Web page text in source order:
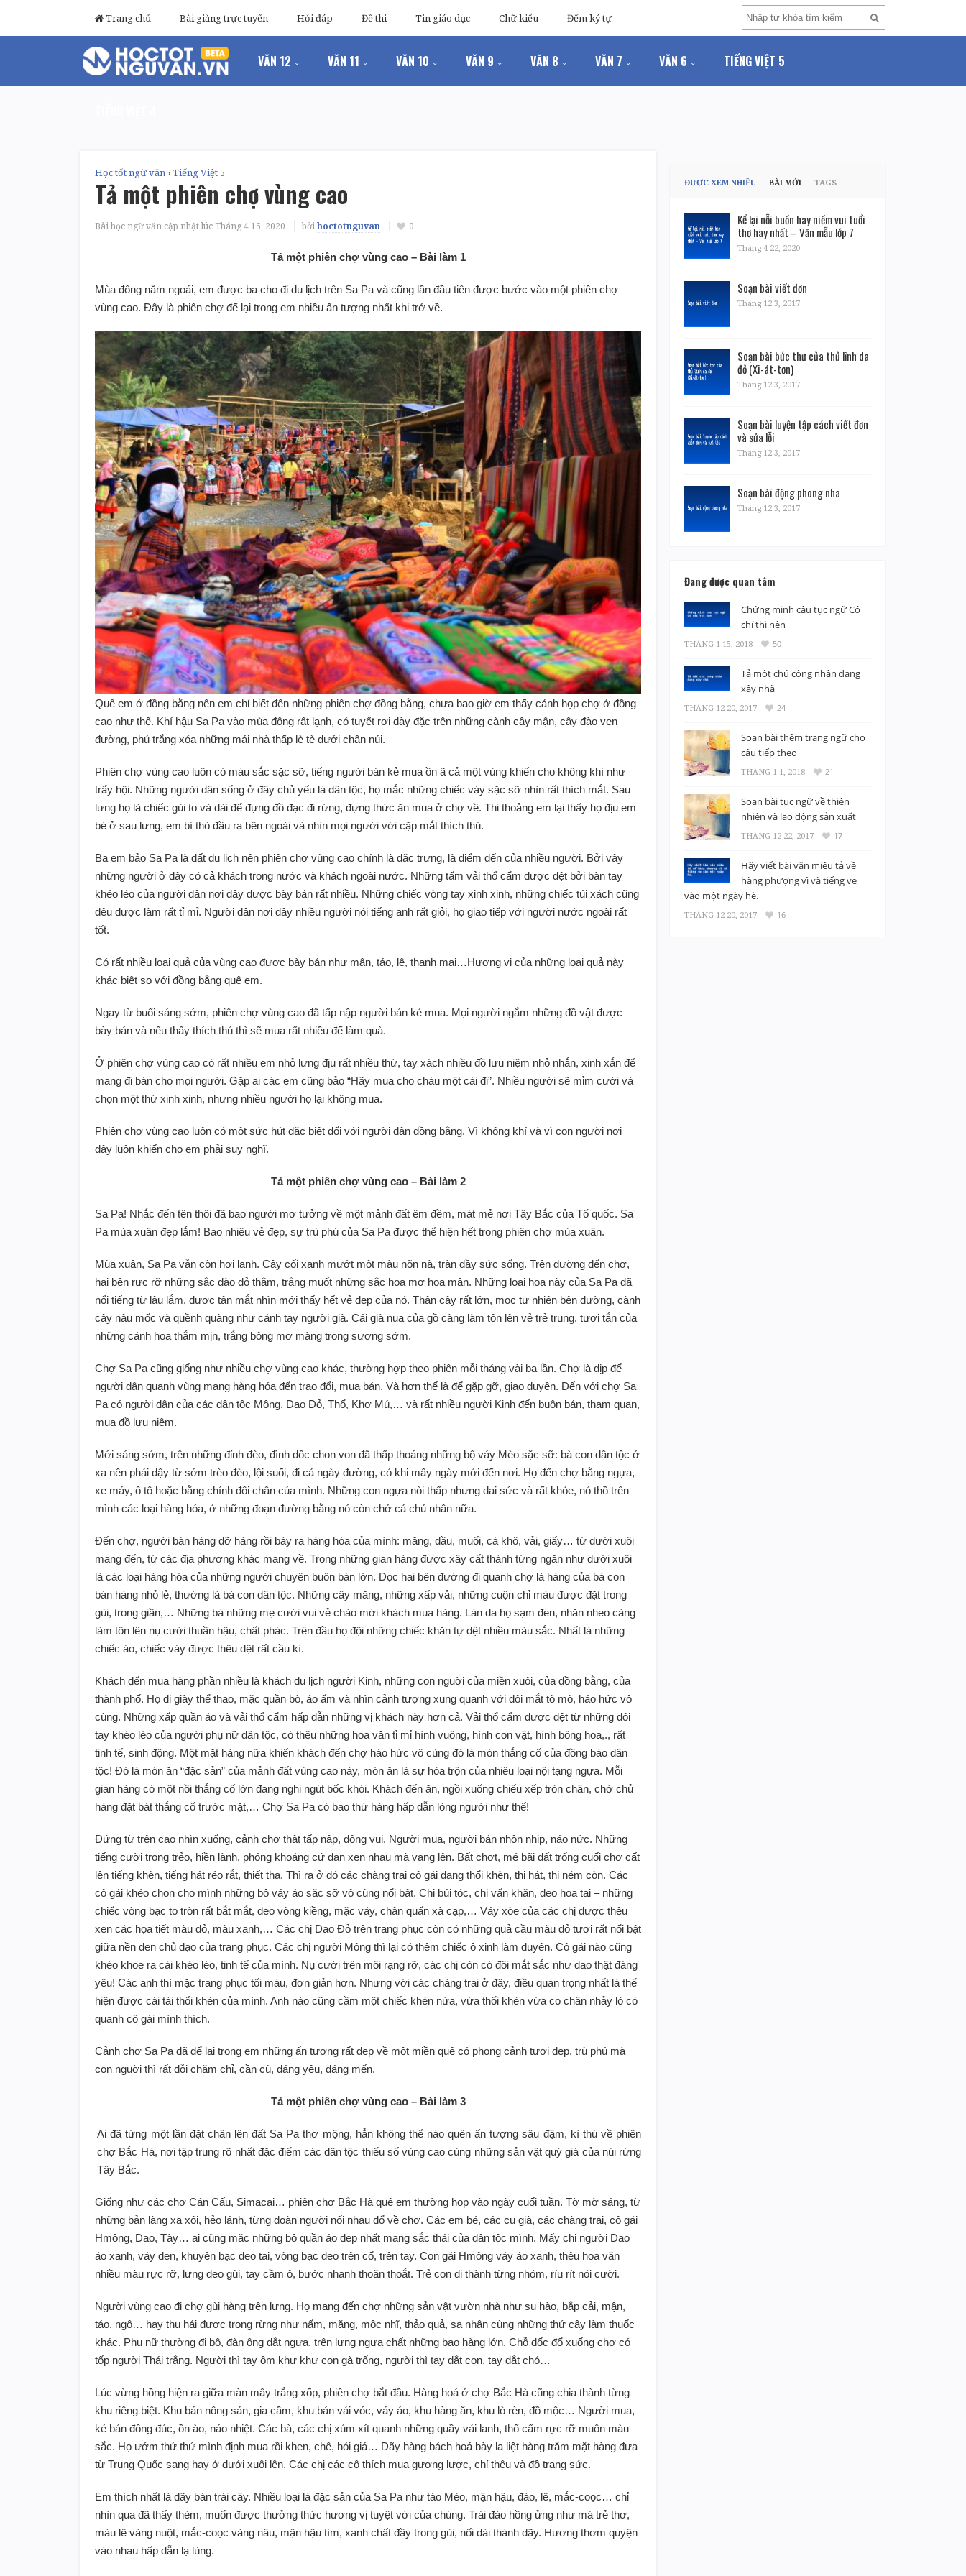
Trang chủ Bài giảng trực tuyến Hỏi đáp Đề thi Tin giáo dục Chữ kiểu Đếm ký tự
VĂN 12 VĂN 11 VĂN 10 VĂN 9 VĂN 8 VĂN 7 VĂN 6 TIẾNG VIỆT 5
Học tốt ngữ văn ›Tiếng Việt 5
Tả một phiên chợ vùng cao
Bài học ngữ văn cập nhật lúc Tháng 4 15, 2020 bởihoctotnguvan 0
Tả một phiên chợ vùng cao – Bài làm 1
Mùa đông năm ngoái, em được ba cho đi du lịch trên Sa Pa và cũng lần đầu tiên được bước vào một phiên chợ
vùng cao. Đây là phiên chợ để lại trong em nhiều ấn tượng nhất khi trở về.
Quê em ở đồng bằng nên em chỉ biết đến những phiên chợ đồng bằng, chưa bao giờ em thấy cảnh họp chợ ở đồng
cao như thế. Khí hậu Sa Pa vào mùa đông rất lạnh, có tuyết rơi dày đặc trên những cành cây mận, cây đào ven
đường, phủ trắng xóa những mái nhà thấp lè tè dưới chân núi.
Phiên chợ vùng cao luôn có màu sắc sặc sỡ, tiếng người bán kẻ mua ồn ã cả một vùng khiến cho không khí như
trẩy hội. Những người dân sống ở đây chủ yếu là dân tộc, họ mắc những chiếc váy sặc sỡ nhìn rất thích mắt. Sau
lưng họ là chiếc gùi to và dài để đựng đồ đạc đi rừng, đựng thức ăn mua ở chợ về. Thi thoảng em lại thấy họ địu em
bé ở sau lưng, em bí thò đầu ra bên ngoài và nhìn mọi người với cặp mắt thích thú.
Ba em bảo Sa Pa là đất du lịch nên phiên chợ vùng cao chính là đặc trưng, là điểm đến của nhiều người. Bởi vậy
những người ở đây có cả khách trong nước và khách ngoài nước. Những tấm vải thổ cẩm được dệt bởi bàn tay
khéo léo của người dân nơi đây được bày bán rất nhiều. Những chiếc vòng tay xinh xinh, những chiếc túi xách cũng
đêu được làm rất tỉ mỉ. Người dân nơi đây nhiều người nói tiếng anh rất giỏi, họ giao tiếp với người nước ngoài rất
tốt.
Có rất nhiều loại quả của vùng cao được bày bán như mận, táo, lê, thanh mai…Hương vị của những loại quả này
khác biệt so với đồng bằng quê em.
Ngay từ buổi sáng sớm, phiên chợ vùng cao đã tấp nập người bán kẻ mua. Mọi người ngắm những đồ vật được
bày bán và nếu thấy thích thú thì sẽ mua rất nhiều để làm quà.
Ở phiên chợ vùng cao có rất nhiều em nhỏ lưng địu rất nhiều thứ, tay xách nhiều đồ lưu niệm nhỏ nhắn, xinh xắn để
mang đi bán cho mọi người. Gặp ai các em cũng bảo “Hãy mua cho cháu một cái đi”. Nhiều người sẽ mỉm cười và
chọn một thứ xinh xinh, nhưng nhiều người họ lại không mua.
Phiên chợ vùng cao luôn có một sức hút đặc biệt đối với người dân đồng bằng. Vì không khí và vì con người nơi
đây luôn khiến cho em phải suy nghĩ.
Tả một phiên chợ vùng cao – Bài làm 2
Sa Pa! Nhắc đến tên thôi đã bao người mơ tưởng về một mảnh đất êm đềm, mát mẻ nơi Tây Bắc của Tổ quốc. Sa
Pa mùa xuân đẹp lắm! Bao nhiêu vẻ đẹp, sự trù phú của Sa Pa được thể hiện hết trong phiên chợ mùa xuân.
Mùa xuân, Sa Pa vẫn còn hơi lạnh. Cây cối xanh mướt một màu nõn nà, tràn đầy sức sống. Trên đường đến chợ,
hai bên rực rỡ những sắc đào đỏ thắm, trắng muốt những sắc hoa mơ hoa mận. Những loại hoa này của Sa Pa đã
nổi tiếng từ lâu lắm, được tận mắt nhìn mới thấy hết vẻ đẹp của nó. Thân cây rất lớn, mọc tự nhiên bên đường, cành
cây nâu mốc và quềnh quàng như cánh tay người già. Cái già nua của gồ càng làm tôn lên vẻ trẻ trung, tươi tắn của
những cánh hoa thắm mịn, trắng bông mơ màng trong sương sớm.
Chợ Sa Pa cũng giống như nhiều chợ vùng cao khác, thường hợp theo phiên mỗi tháng vài ba lần. Chợ là dịp để
người dân quanh vùng mang hàng hóa đến trao đổi, mua bán. Và hơn thế là để gặp gỡ, giao duyên. Đến với chợ Sa
Pa có người dân của các dân tộc Mông, Dao Đỏ, Thổ, Khơ Mú,… và rất nhiều người Kinh đến buôn bán, tham quan,
mua đồ lưu niệm.
Mới sáng sớm, trên những đỉnh đèo, đình dốc chon von đã thấp thoáng những bộ váy Mèo sặc sỡ: bà con dân tộc ở
xa nên phải dậy từ sớm trèo đèo, lội suối, đi cả ngày đường, có khi mấy ngày mới đến nơi. Họ đến chợ bằng ngựa,
xe máy, ô tô hoặc bằng chính đôi chân của mình. Những con ngựa nòi thấp nhưng dai sức và rất khỏe, nó thồ trên
mình các loại hàng hóa, ở những đoạn đường bằng nó còn chở cả chủ nhân nữa.
Đến chợ, người bán hàng dỡ hàng rồi bày ra hàng hóa của mình: măng, dầu, muối, cá khô, vải, giấy… từ dưới xuôi
mang đến, từ các địa phương khác mang về. Trong những gian hàng được xây cất thành từng ngăn như dưới xuôi
là các loại hàng hóa của những người chuyên buôn bán lớn. Dọc hai bên đường đi quanh chợ là hàng của bà con
bán hàng nhỏ lẻ, thường là bà con dân tộc. Những cây măng, những xấp vải, những cuộn chỉ màu được đặt trong
gùi, trong giần,… Những bà những mẹ cười vui vẻ chào mời khách mua hàng. Làn da họ sạm đen, nhăn nheo càng
làm tôn lên nụ cười thuần hậu, chất phác. Trên đầu họ đội những chiếc khăn tự dệt nhiều màu sắc. Nhất là những
chiếc áo, chiếc váy được thêu dệt rất cầu kì.
Khách đến mua hàng phần nhiều là khách du lịch người Kinh, những con nguời của miền xuôi, của đồng bằng, của
thành phố. Họ đi giày thể thao, mặc quần bò, áo ấm và nhìn cảnh tượng xung quanh với đôi mắt tò mò, háo hức vô
cùng. Những xấp quần áo và vải thổ cẩm hấp dẫn những vị khách này hơn cả. Vải thổ cẩm được dệt từ những đôi
tay khéo léo của người phụ nữ dân tộc, có thêu những hoa văn tỉ mỉ hình vuông, hình con vật, hình bông hoa,., rất
tinh tế, sinh động. Một mặt hàng nữa khiến khách đến chợ háo hức vô cùng đó là món thắng cố của đồng bào dân
tộc! Đó là món ăn “đặc sản” của mảnh đất vùng cao này, món ăn là sự hòa trộn của nhiêu loại nội tạng ngựa. Mỗi
gian hàng có một nồi thắng cố lớn đang nghi ngút bốc khói. Khách đến ăn, ngồi xuống chiếu xếp tròn chân, chờ chủ
hàng đặt bát thắng cố trước mặt,… Chợ Sa Pa có bao thứ hàng hấp dẫn lòng người như thế!
Đứng từ trên cao nhìn xuống, cảnh chợ thật tấp nập, đông vui. Người mua, người bán nhộn nhịp, náo nức. Những
tiếng cười trong trẻo, hiền lành, phóng khoáng cứ đan xen nhau mà vang lên. Bất chợt, mé bãi đất trống cuối chợ cất
lên tiếng khèn, tiếng hát réo rắt, thiết tha. Thì ra ở đó các chàng trai cô gái đang thổi khèn, thi hát, thi ném còn. Các
cô gái khéo chọn cho mình những bộ váy áo sặc sỡ vô cùng nổi bật. Chị búi tóc, chị vấn khăn, đeo hoa tai – những
chiếc vòng bạc to tròn rất bắt mắt, đeo vòng kiềng, mặc váy, chân quấn xà cạp,… Váy xòe của các chị được thêu
xen các họa tiết màu đỏ, màu xanh,… Các chị Dao Đỏ trên trang phục còn có những quả cầu màu đỏ tươi rất nổi bật
giữa nền đen chủ đạo của trang phục. Các chị người Mông thì lại có thêm chiếc ô xinh làm duyên. Cô gái nào cũng
khéo khoe ra cái khéo léo, tinh tế của mình. Nụ cười trên môi rạng rỡ, các chị còn có đôi mắt sắc như dao thật đáng
yêu! Các anh thì mặc trang phục tối màu, đơn giản hơn. Nhưng với các chàng trai ở đây, điều quan trọng nhất là thể
hiện được cái tài thổi khèn của mình. Anh nào cũng cầm một chiếc khèn nứa, vừa thổi khèn vừa co chân nhảy lò cò
quanh cô gái mình thích.
Cảnh chợ Sa Pa đã để lại trong em những ấn tượng rất đẹp về một miền quê có phong cảnh tươi đẹp, trù phú mà
con nguời thì rất đỗi chăm chỉ, cần cù, đáng yêu, đáng mến.
Tả một phiên chợ vùng cao – Bài làm 3
Ai đã từng một lần đặt chân lên đất Sa Pa thơ mộng, hẳn không thể nào quên ấn tượng sâu đậm, kì thú về phiên
chợ Bắc Hà, nơi tập trung rõ nhất đặc điểm các dân tộc thiểu số vùng cao cùng những sản vật quý giá của núi rừng
Tây Bắc.
Giống như các chợ Cán Cấu, Simacai… phiên chợ Bắc Hà quê em thường họp vào ngày cuối tuần. Tờ mờ sáng, từ
những bản làng xa xôi, hẻo lánh, từng đoàn người nối nhau đổ về chợ. Các em bé, các cụ già, các chàng trai, cô gái
Hmông, Dao, Tày… ai cũng mặc những bộ quần áo đẹp nhất mang sắc thái của dân tộc mình. Mấy chị người Dao
áo xanh, váy đen, khuyên bạc đeo tai, vòng bạc đeo trên cổ, trên tay. Con gái Hmông váy áo xanh, thêu hoa văn
nhiều màu rực rỡ, lưng đeo gùi, tay cầm ô, bước nhanh thoăn thoắt. Trẻ con đi thành từng nhóm, ríu rít nói cười.
Người vùng cao đi chợ gùi hàng trên lưng. Họ mang đến chợ những sản vật vườn nhà như su hào, bắp cải, mận,
táo, ngô… hay thu hái được trong rừng như nấm, măng, mộc nhĩ, thảo quả, sa nhân cùng những thứ cây làm thuốc
khác. Phụ nữ thường đi bộ, đàn ông dắt ngựa, trên lưng ngựa chất những bao hàng lớn. Chỗ dốc đổ xuống chợ có
tốp người Thái trắng. Người thì tay ôm khư khư con gà trống, người thì tay dắt con, tay dắt chó…
Lúc vừng hồng hiện ra giữa màn mây trắng xốp, phiên chợ bắt đầu. Hàng hoá ở chợ Bắc Hà cũng chia thành từng
khu riêng biệt. Khu bán nông sản, gia cầm, khu bán vải vóc, váy áo, khu hàng ăn, khu lò rèn, đồ mộc… Người mua,
kẻ bán đông đúc, ồn ào, náo nhiệt. Các bà, các chị xúm xít quanh những quầy vải lanh, thổ cẩm rực rỡ muôn màu
sắc. Họ ướm thử thứ mình định mua rồi khen, chê, hỏi giá… Dãy hàng bách hoá bày la liệt hàng trăm mặt hàng đưa
từ Trung Quốc sang hay ở dưới xuôi lên. Các chị các cô thích mua gương lược, chỉ thêu và đồ trang sức.
Em thích nhất là dãy bán trái cây. Nhiều loại là đặc sản của Sa Pa như táo Mèo, mận hậu, đào, lê, mắc-coọc… chỉ
nhìn qua đã thấy thèm, muốn được thưởng thức hương vị tuyệt vời của chúng. Trái đào hồng ửng như má trẻ thơ,
màu lê vàng nuột, mắc-coọc vàng nâu, mận hậu tím, xanh chất đầy trong gùi, nối dài thành dãy. Hương thơm quyện
vào nhau hấp dẫn lạ lùng.
ĐƯỢC XEM NHIỀU BÀI MỚI TAGS
Kể lại nỗi buồn hay niềm vui tuổi
thơ hay nhất – Văn mẫu lớp 7
Tháng 4 22, 2020
Soạn bài viết đơn
Tháng 12 3, 2017
Soạn bài bức thư của thủ lĩnh da
đỏ (Xi-át-tơn)
Tháng 12 3, 2017
Soạn bài luyện tập cách viết đơn
và sửa lỗi
Tháng 12 3, 2017
Soạn bài động phong nha
Tháng 12 3, 2017
Đang được quan tâm
Chứng minh câu tục ngữ Có
chí thì nên
THÁNG 1 15, 2018 50
Tả một chú công nhân đang
xây nhà
THÁNG 12 20, 2017 24
Soạn bài thêm trạng ngữ cho
câu tiếp theo
THÁNG 1 1, 2018 21
Soạn bài tục ngữ về thiên
nhiên và lao động sản xuất
THÁNG 12 22, 2017 17
Hãy viết bài văn miêu tả về
hàng phượng vĩ và tiếng ve
vào một ngày hè.
THÁNG 12 20, 2017 16